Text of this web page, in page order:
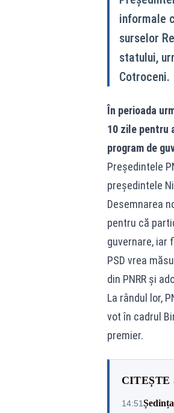
informale
surselor
statului,
Cotroceni.
În perioada
10 zile pentru
program de
Preşedintele
preşedintele
Desemnarea
pentru că
guvernare, iar
PSD vrea
din PNRR și
La rândul lor,
vot în cadrul
premier.
CITEȘTE
14:51